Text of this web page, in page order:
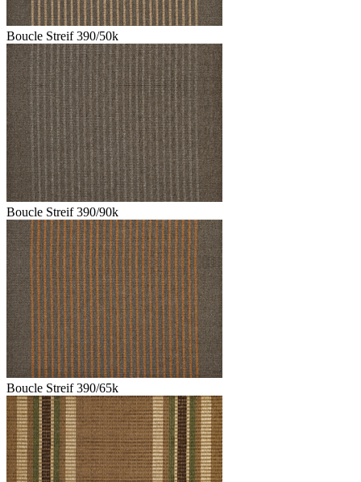
Boucle Streif 390/50k
Boucle Streif 390/90k
Boucle Streif 390/65k